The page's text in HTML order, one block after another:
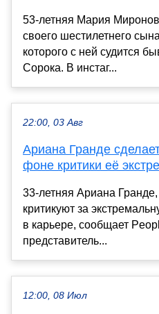
53-летняя Мария
своего шестилетнего
которого с ней судится
Сорока. В инстаг...
22:00, 03 Авг
Ариана Гранде
фоне критики её
33-летняя Ариана
критикуют за
в карьере, сообщает
представитель...
12:00, 08 Июл